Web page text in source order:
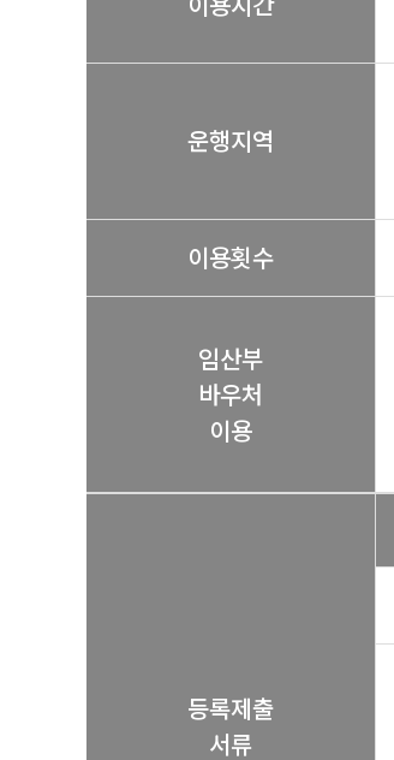
운행지역
이용횟수
임산부
바우처
이용
등록제출
서류